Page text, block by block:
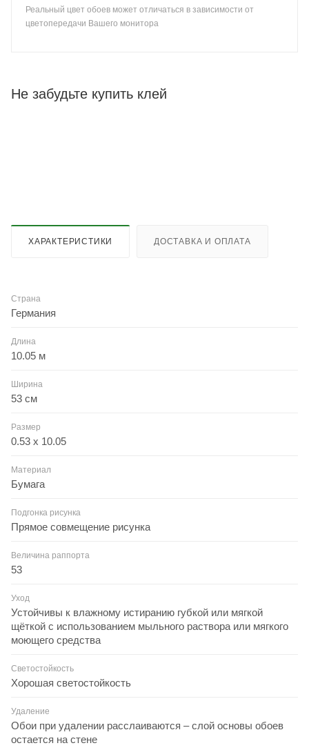
Реальный цвет обоев может отличаться в зависимости от
цветопередачи Вашего монитора
Не забудьте купить клей
ХАРАКТЕРИСТИКИ ДОСТАВКА И ОПЛАТА
Страна
Германия
Длина
10.05 м
Ширина
53 см
Размер
0.53 x 10.05
Материал
Бумага
Подгонка рисунка
Прямое совмещение рисунка
Величина раппорта
53
Уход
Устойчивы к влажному истиранию губкой или мягкой
щёткой с использованием мыльного раствора или мягкого
моющего средства
Светостойкость
Хорошая светостойкость
Удаление
Обои при удалении расслаиваются – слой основы обоев
остается на стене